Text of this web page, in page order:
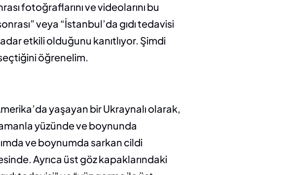
fotoğraflarını ve videolarını bu
veya “İstanbul’da gıdı tedavisi
etkili olduğunu kanıtlıyor. Şimdi
öğrenelim.
yaşayan bir Ukraynalı olarak,
yüzünde ve boynunda
ve boynumda sarkan cildi
Ayrıca üst göz kapaklarındaki